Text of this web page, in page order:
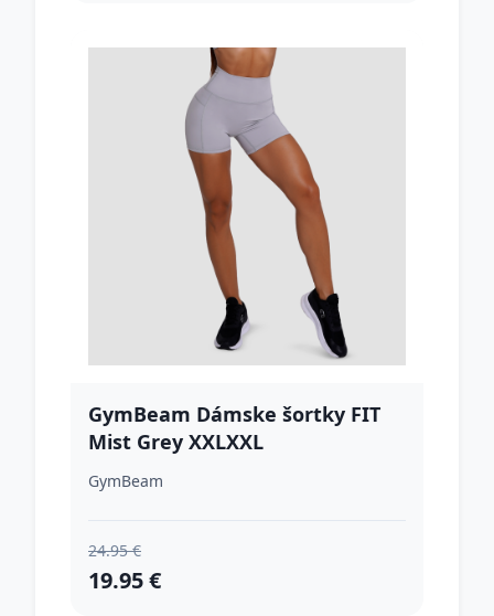
GymBeam Dámske šortky FIT
Mist Grey XXLXXL
GymBeam
24.95 €
19.95 €